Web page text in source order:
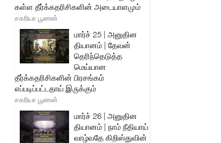
கள்ள தீர்க்கதரிசிகளின் அடையாளமும்
சகரியா பூணன்
மார்ச் 25 | அனுதின
தியானம் | தேவன்
தெரிந்தெடுத்த
மெய்யான
தீர்க்கதரிசிகளின் பிரசங்கம்
எப்படிப்பட்டதாய் இருக்கும்
சகரியா பூணன்
மார்ச் 26 | அனுதின
தியானம் | நாம் நீதியாய்
வாழ்வதே கிறிஸ்துவின்